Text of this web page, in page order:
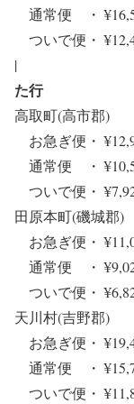
通常便 ・
ついで便・
|
た行
高取町(高市郡)
お急ぎ便・
通常便 ・
ついで便・
田原本町(磯城郡)
お急ぎ便・
通常便 ・
ついで便・
天川村(吉野郡)
お急ぎ便・
通常便 ・
ついで便・